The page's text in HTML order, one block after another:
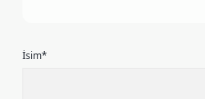
İsim*